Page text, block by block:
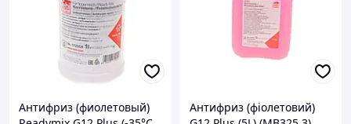
Антифриз (фиолетовый)
Антифриз (фіолетовий)